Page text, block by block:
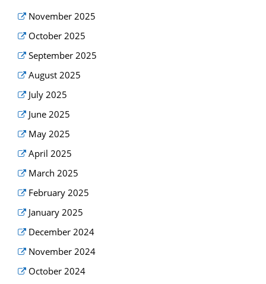
November 2025
October 2025
September 2025
August 2025
July 2025
June 2025
May 2025
April 2025
March 2025
February 2025
January 2025
December 2024
November 2024
October 2024